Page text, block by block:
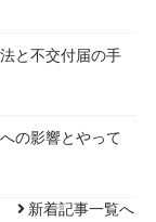
と不交付届の手
の影響とやって
新着記事一覧へ